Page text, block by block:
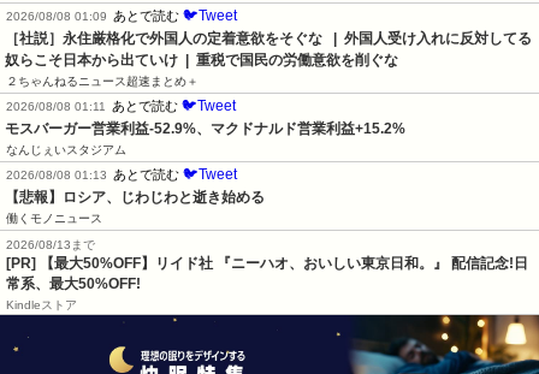
2026/08/08 01:09
あとで読む 🐦Tweet
［社説］永住厳格化で外国人の定着意欲をそぐな   |  外国人受け入れに反対してる
奴らこそ日本から出ていけ  |  重税で国民の労働意欲を削ぐな
２ちゃんねるニュース超速まとめ＋
2026/08/08 01:11
あとで読む 🐦Tweet
モスバーガー営業利益-52.9%、マクドナルド営業利益+15.2%
なんじぇいスタジアム
2026/08/08 01:13
あとで読む 🐦Tweet
【悲報】ロシア、じわじわと逝き始める
働くモノニュース
2026/08/13まで
[PR] 【最大50%OFF】リイド社 『ニーハオ、おいしい東京日和。』 配信記念!日
常系、最大50%OFF!
Kindleストア